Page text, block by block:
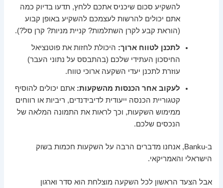
להשקיע סכום שיכניס אתכם ללחץ, תדעו בדיוק כמה
אתם יכולים להרשות לעצמכם להשקיע באופן קבוע
(הוראת קבע לקרן השתלמות? קניית מניות? קרן סל?).
לתכנן לטווח ארוך: היכולת לחזות את פוטנציאל
החיסכון העתידי שלכם (בהתבסס על נתוני העבר)
עוזרת לתכנן יעדי השקעה ארוכי טווח.
לעקוב אחר הכנסות מהשקעות: אתם יכולים להוסיף
קטגוריית הכנסה ייעודית לדיבידנדים, ריביות או רווחים
ממימוש השקעות, וכך לראות את התמונה המלאה של
הנכסים שלכם.
ב-Banku, אנחנו מדברים הרבה על השקעות חכמות בשוק
הישראלי והאמריקאי.
אבל הצעד הראשון לכל השקעה מוצלחת הוא סדר וארגון